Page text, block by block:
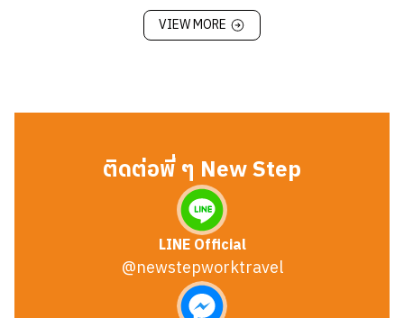
VIEW MORE
ติดต่อพี่ ๆ New Step
LINE Official
@newstepworktravel